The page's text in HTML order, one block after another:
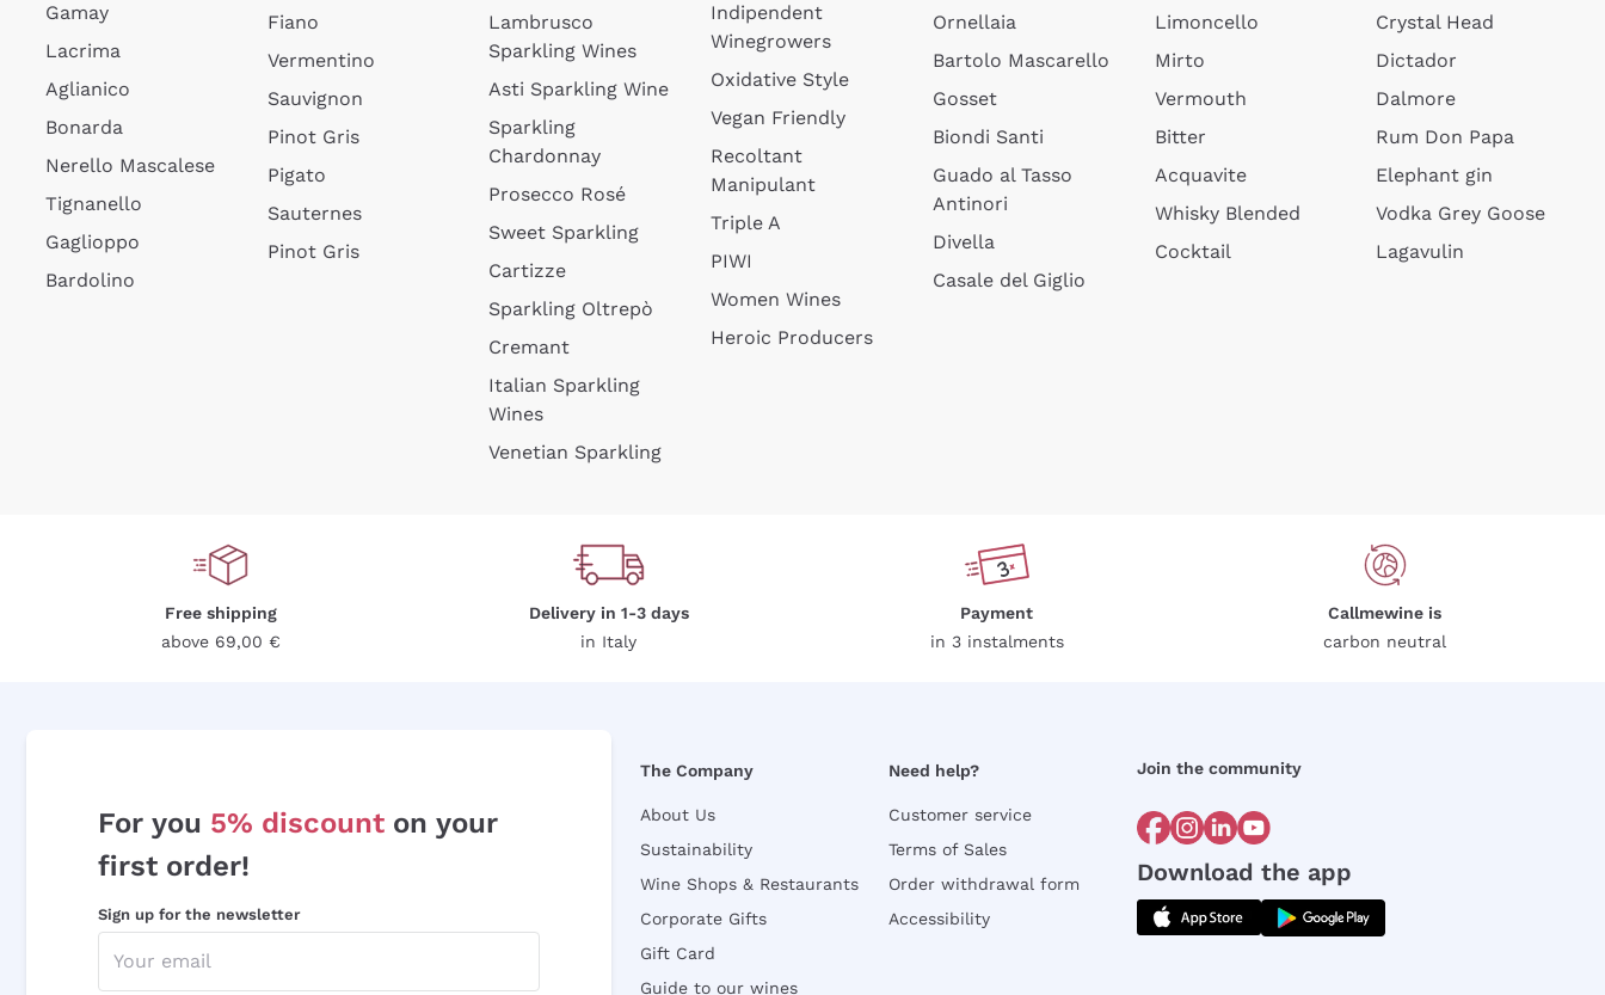
Gamay
Lacrima
Aglianico
Bonarda
Nerello Mascalese
Tignanello
Gaglioppo
Bardolino
Fiano
Vermentino
Sauvignon
Pinot Gris
Pigato
Sauternes
Pinot Gris
Lambrusco
Sparkling Wines
Asti Sparkling Wine
Sparkling
Chardonnay
Prosecco Rosé
Sweet Sparkling
Cartizze
Sparkling Oltrepò
Cremant
Italian Sparkling
Wines
Venetian Sparkling
Indipendent
Winegrowers
Oxidative Style
Vegan Friendly
Recoltant
Manipulant
Triple A
PIWI
Women Wines
Heroic Producers
Ornellaia
Bartolo Mascarello
Gosset
Biondi Santi
Guado al Tasso
Antinori
Divella
Casale del Giglio
Limoncello
Mirto
Vermouth
Bitter
Acquavite
Whisky Blended
Cocktail
Crystal Head
Dictador
Dalmore
Rum Don Papa
Elephant gin
Vodka Grey Goose
Lagavulin
Free shipping
above 69,00 €
Delivery in 1-3 days
in Italy
Payment
in 3 instalments
Callmewine is
carbon neutral
For you 5% discount on your
first order!
Sign up for the newsletter
The Company
About Us
Sustainability
Wine Shops & Restaurants
Corporate Gifts
Gift Card
Guide to our wines
Need help?
Customer service
Terms of Sales
Order withdrawal form
Accessibility
Join the community
Download the app